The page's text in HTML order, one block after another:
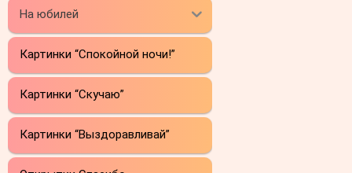
На юбилей
Картинки “Спокойной ночи!”
Картинки “Скучаю”
Картинки “Выздоравливай”